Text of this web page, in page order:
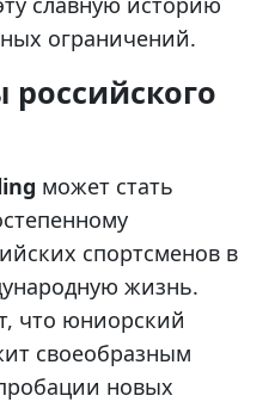
ограничений.
может стать
спортсменов в
жизнь.
что юниорский
своеобразным
новых